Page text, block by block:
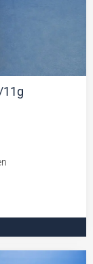
11g